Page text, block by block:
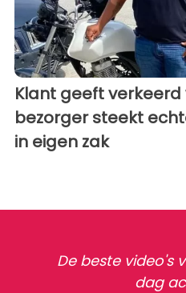
Klant geeft
bezorger steekt
in eigen zak
De beste video's
dag